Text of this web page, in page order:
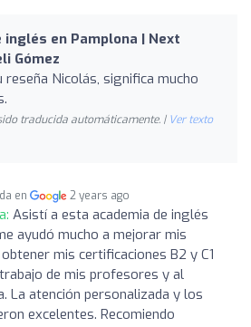
inglés en Pamplona | Next
Gómez
reseña Nicolás, significa mucho
traducida automáticamente. | Ver texto
en 2 years ago
Asistí a esta academia de inglés
ayudó mucho a mejorar mis
mis certificaciones B2 y C1
de mis profesores y al
La atención personalizada y los
excelentes. Recomiendo